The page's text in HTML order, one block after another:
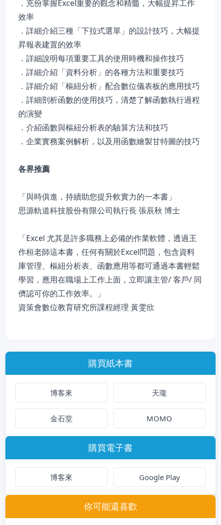
．充份掌握Excel重要的觀念和精髓，大幅提昇工作
效率
．詳細介紹三種「下拉式選單」的設計技巧，大幅提
昇報表建置的效率
．詳細說明每項重要工具的使用時機和操作技巧
．詳細介紹「資料分析」的各種方法和重要技巧
．詳細介紹「樞紐分析」配合數位儀表板的應用技巧
．詳細剖析函數的使用技巧，清楚了解函數執行過程
的演變
．介紹函數與樞紐分析表的驗算方法和技巧
．企業實務案例解析，以及用函數繪製甘特圖的技巧
各界推薦
「與時俱進，持續助您提升軟實力的一本書」
思源軌道科技股份有限公司執行長 張辰秋 博士
「Excel 尤其是許多職務上必備的作業軟體，透過王
作桓老師這本書，任何有關於Excel問題，包含資料
庫管理、樞紐分析表、函數應用等都可通過本書輕鬆
學習，應用在職場上工作上面，立即讓主管/ 客戶/ 同
儕認可你的工作效率。」
資策會數位教育研究所課程經理 黃雯欣
購買紙本書
博客來 天瓏
金石堂 MOMO
購買電子書
博客來 Google Play
你可能還喜歡